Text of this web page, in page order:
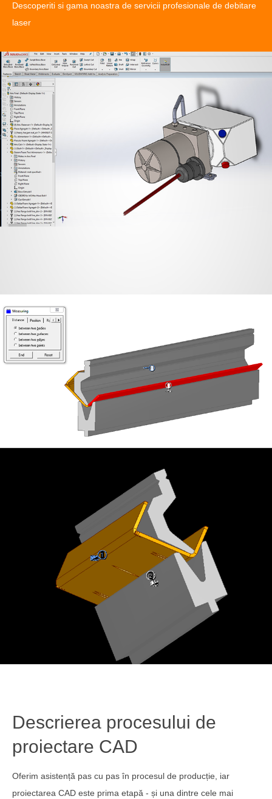
Descoperiti si gama noastra de servicii profesionale de debitare
laser
Descrierea procesului de
proiectare CAD
Oferim asistență pas cu pas în procesul de producție, iar
proiectarea CAD este prima etapă - și una dintre cele mai